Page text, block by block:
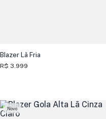
Blazer Lã Fria
R$ 3.999
Novo